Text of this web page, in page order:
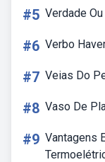
#5 Verdade
#6 Verbo
#7 Veias Do
#8 Vaso De
#9 Vantagens